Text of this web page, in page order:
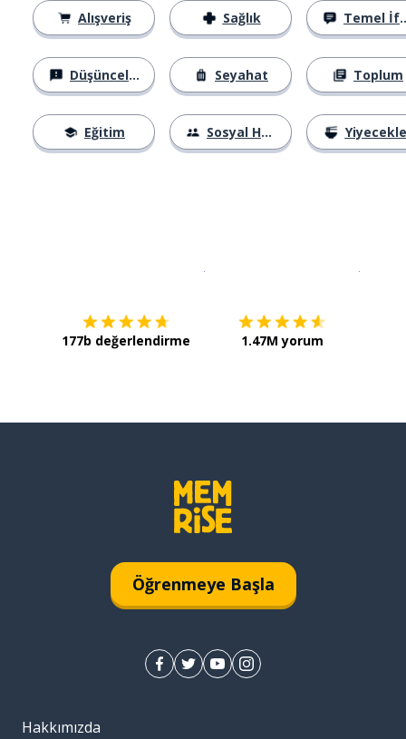
Alışveriş
Düşünceler
Eğitim
Sağlık
Seyahat
Sosyal Hayat
Temel İfadeler
Toplum
177b değerlendirme 1.47M yorum
Öğrenmeye Başla
Hakkımızda